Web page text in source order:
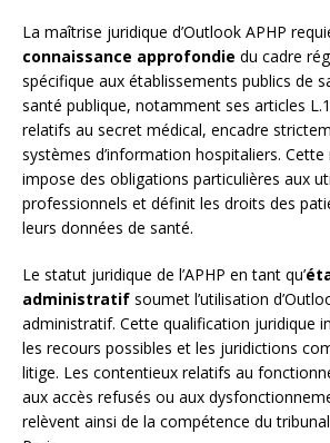
La maîtrise juridique d’Outlook APHP
connaissance approfondie du cadre
spécifique aux établissements publics de
santé publique, notamment ses articles
relatifs au secret médical, encadre
systèmes d’information hospitaliers.
impose des obligations particulières aux
professionnels et définit les droits des
leurs données de santé.
Le statut juridique de l’APHP en tant qu’
administratif soumet l’utilisation
administratif. Cette qualification juridique
les recours possibles et les juridictions
litige. Les contentieux relatifs au
aux accès refusés ou aux
relèvent ainsi de la compétence du